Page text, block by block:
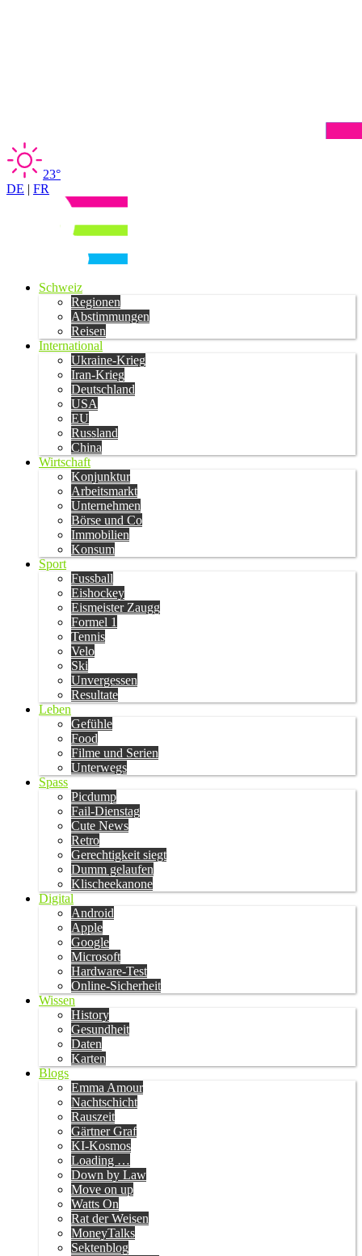
23°
DE | FR
Schweiz
Regionen
Abstimmungen
Reisen
International
Ukraine-Krieg
Iran-Krieg
Deutschland
USA
EU
Russland
China
Wirtschaft
Konjunktur
Arbeitsmarkt
Unternehmen
Börse und Co
Immobilien
Konsum
Sport
Fussball
Eishockey
Eismeister Zaugg
Formel 1
Tennis
Velo
Ski
Unvergessen
Resultate
Leben
Gefühle
Food
Filme und Serien
Unterwegs
Spass
Picdump
Fail-Dienstag
Cute News
Retro
Gerechtigkeit siegt
Dumm gelaufen
Klischeekanone
Digital
Android
Apple
Google
Microsoft
Hardware-Test
Online-Sicherheit
Wissen
History
Gesundheit
Daten
Karten
Blogs
Emma Amour
Nachtschicht
Rauszeit
Gärtner Graf
KI-Kosmos
Loading …
Down by Law
Move on up
Watts On
Rat der Weisen
MoneyTalks
Sektenblog